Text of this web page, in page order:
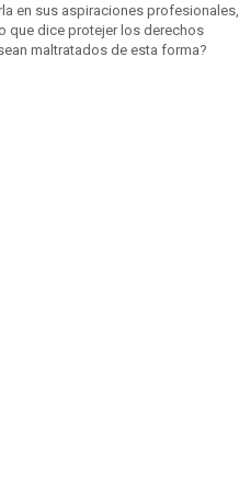
en sus aspiraciones profesionales,
que dice protejer los derechos
maltratados de esta forma?